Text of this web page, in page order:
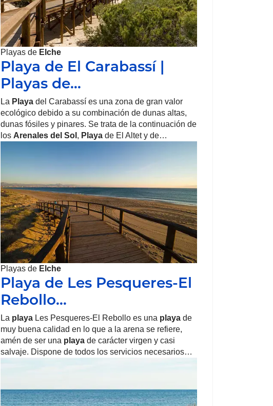
Playas de Elche
Playa de El Carabassí |
Playas de…
La Playa del Carabassí es una zona de gran valor
ecológico debido a su combinación de dunas altas,
dunas fósiles y pinares. Se trata de la continuación de
los Arenales del Sol , Playa de El Altet y de…
Playas de Elche
Playa de Les Pesqueres-El
Rebollo…
La playa Les Pesqueres-El Rebollo es una playa de
muy buena calidad en lo que a la arena se refiere,
amén de ser una playa de carácter virgen y casi
salvaje. Dispone de todos los servicios necesarios…